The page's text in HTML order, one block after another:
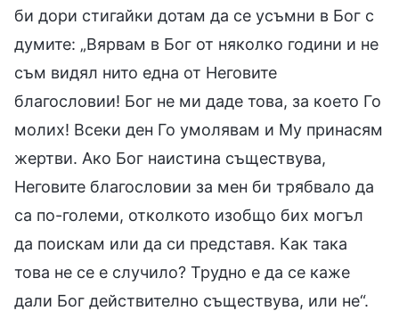
би дори стигайки дотам да се усъмни в Бог с
думите: „Вярвам в Бог от няколко години и не
съм видял нито една от Неговите
благословии! Бог не ми даде това, за което Го
молих! Всеки ден Го умолявам и Му принасям
жертви. Ако Бог наистина съществува,
Неговите благословии за мен би трябвало да
са по-големи, отколкото изобщо бих могъл
да поискам или да си представя. Как така
това не се е случило? Трудно е да се каже
дали Бог действително съществува, или не“.